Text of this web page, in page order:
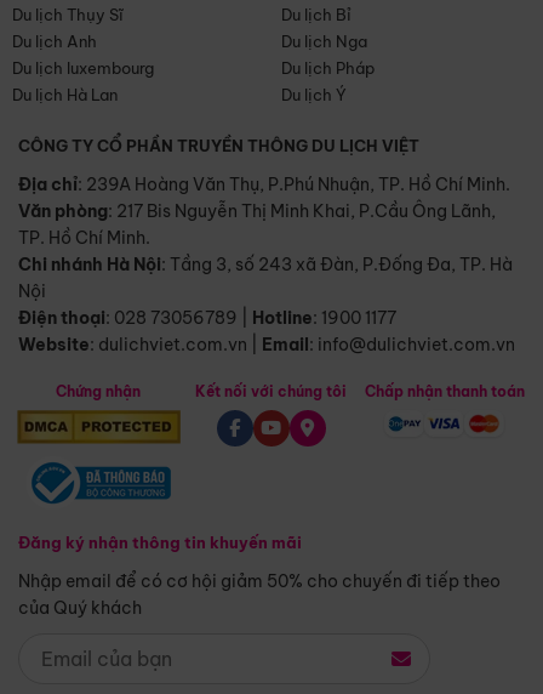
Du lịch Thụy Sĩ
Du lịch Bỉ
Du lịch Anh
Du lịch Nga
Du lịch luxembourg
Du lịch Pháp
Du lịch Hà Lan
Du lịch Ý
CÔNG TY CỔ PHẦN TRUYỀN THÔNG DU LỊCH VIỆT
Địa chỉ: 239A Hoàng Văn Thụ, P.Phú Nhuận, TP. Hồ Chí Minh.
Văn phòng: 217 Bis Nguyễn Thị Minh Khai, P.Cầu Ông Lãnh,
TP. Hồ Chí Minh.
Chi nhánh Hà Nội: Tầng 3, số 243 xã Đàn, P.Đống Đa, TP. Hà
Nội
Điện thoại: 028 73056789 Hotline: 1900 1177
Website: dulichviet.com.vn Email: info@dulichviet.com.vn
Chứng nhận
Đăng ký nhận thông tin khuyến mãi
Nhập email để có cơ hội giảm 50% cho chuyến đi tiếp theo
của Quý khách
Kết nối với chúng tôi Chấp nhận thanh toán